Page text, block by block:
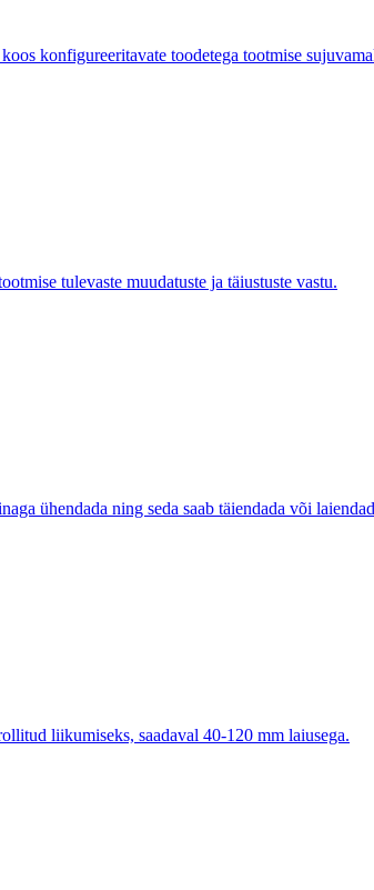
konfigureeritavate toodetega tootmise
tulevaste muudatuste ja täiustuste vastu.
ühendada ning seda saab täiendada või
liikumiseks, saadaval 40-120 mm laiusega.